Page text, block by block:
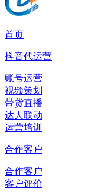
首页
抖音代运营
账号运营
视频策划
带货直播
达人联动
运营培训
合作客户
合作客户
客户评价